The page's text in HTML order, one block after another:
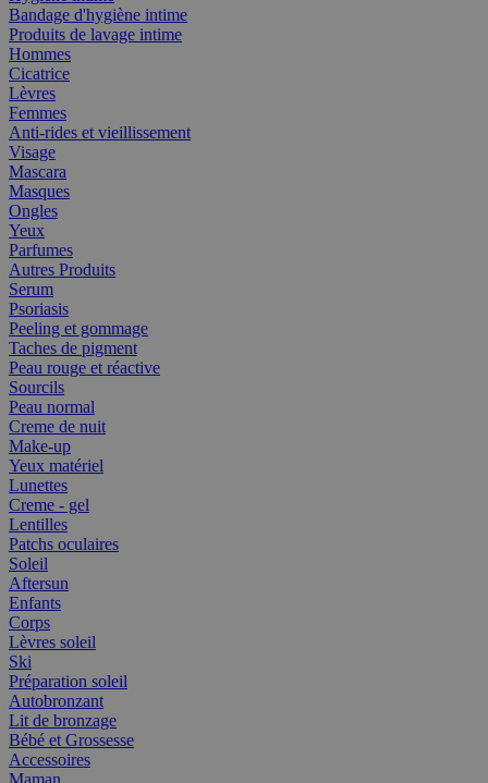
Bandage d'hygiène intime
Produits de lavage intime
Hommes
Cicatrice
Lèvres
Femmes
Anti-rides et vieillissement
Visage
Mascara
Masques
Ongles
Yeux
Parfumes
Autres Produits
Serum
Psoriasis
Peeling et gommage
Taches de pigment
Peau rouge et réactive
Sourcils
Peau normal
Creme de nuit
Make-up
Yeux matériel
Lunettes
Creme - gel
Lentilles
Patchs oculaires
Soleil
Aftersun
Enfants
Corps
Lèvres soleil
Ski
Préparation soleil
Autobronzant
Lit de bronzage
Bébé et Grossesse
Accessoires